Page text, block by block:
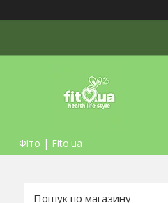
Фіто | Fito.ua